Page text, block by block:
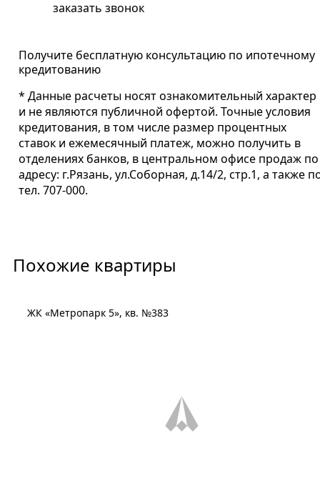
заказать звонок
Получите бесплатную консультацию по ипотечному
кредитованию
* Данные расчеты носят ознакомительный характер
и не являются публичной офертой. Точные условия
кредитования, в том числе размер процентных
ставок и ежемесячный платеж, можно получить в
отделениях банков, в центральном офисе продаж по
адресу: г.Рязань, ул.Соборная, д.14/2, стр.1, а также
тел. 707-000.
Похожие квартиры
ЖК «Метропарк 5», кв. №383